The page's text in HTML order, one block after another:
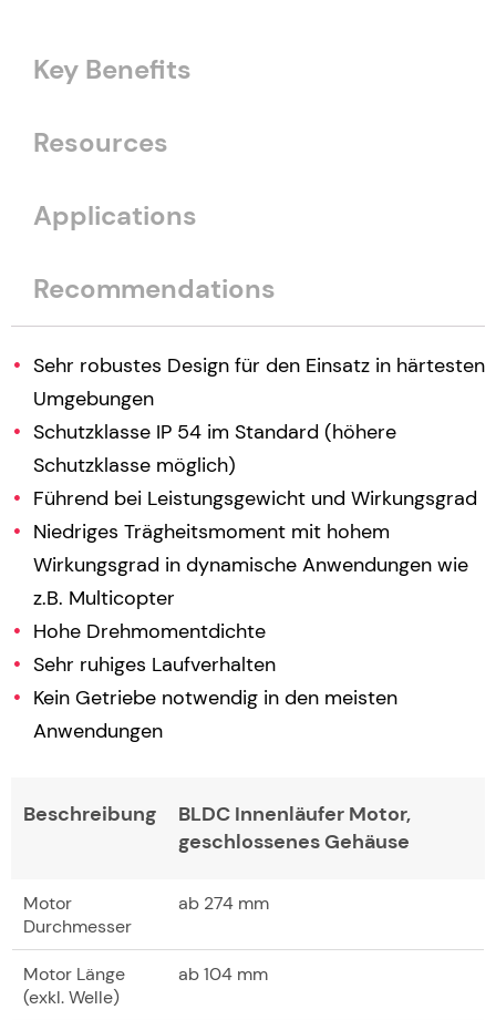
Key Benefits
Resources
Applications
Recommendations
Sehr robustes Design für den Einsatz in härtesten
Umgebungen
Schutzklasse IP 54 im Standard (höhere
Schutzklasse möglich)
Führend bei Leistungsgewicht und Wirkungsgrad
Niedriges Trägheitsmoment mit hohem
Wirkungsgrad in dynamische Anwendungen wie
z.B. Multicopter
Hohe Drehmomentdichte
Sehr ruhiges Laufverhalten
Kein Getriebe notwendig in den meisten
Anwendungen
Beschreibung
BLDC Innenläufer Motor,
geschlossenes Gehäuse
Motor
Durchmesser
ab 274 mm
Motor Länge
(exkl. Welle)
ab 104 mm